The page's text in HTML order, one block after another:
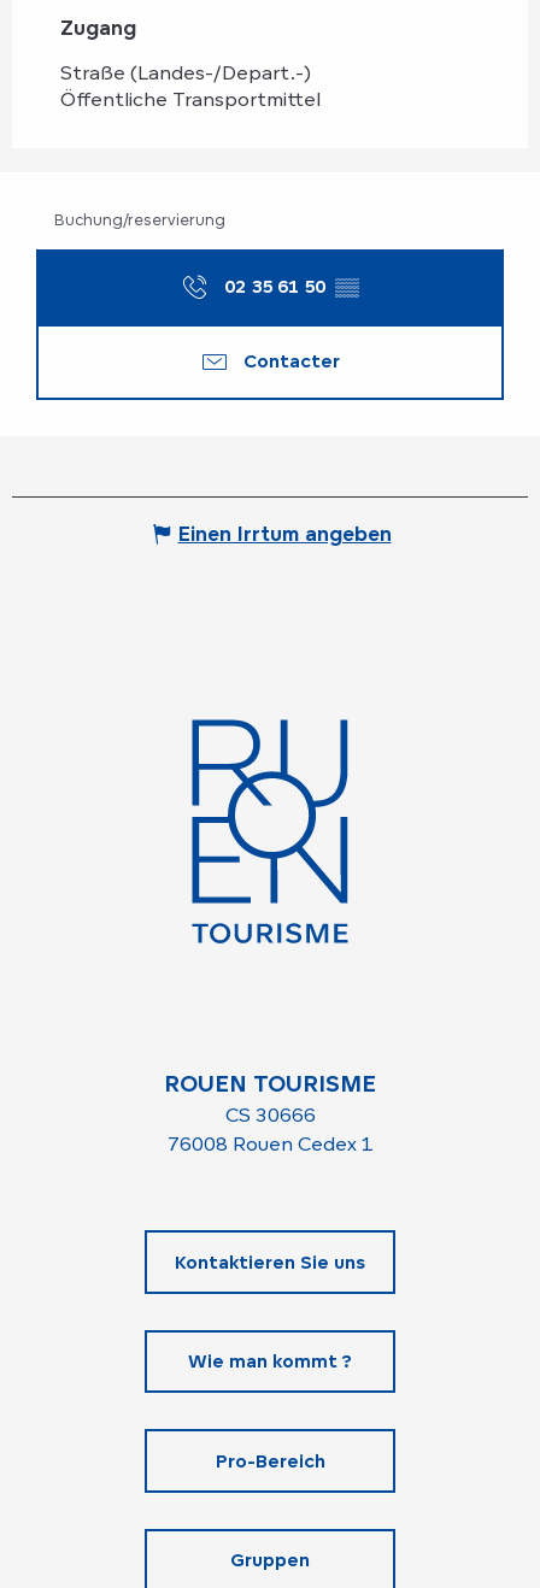
Zugang
Zugang
Straße (Landes-/Depart.-)
Öffentliche Transportmittel
Buchung/reservierung
02 35 61 50 ▒▒
Contacter
Einen Irrtum angeben
ROUEN TOURISME
CS 30666
76008 Rouen Cedex 1
Kontaktieren Sie uns
Wie man kommt ?
Pro-Bereich
Gruppen